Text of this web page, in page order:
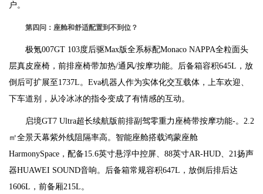
户。
第四问：座舱和舒适配置到不到位？
极氪007GT 103度后驱Max版全系标配Monaco NAPPA全粒面头
层真皮座椅，前排座椅带加热/通风/按摩功能。后备箱容积645L，放
倒后可扩展至1737L。Eva机器人作为实体化交互载体，上车欢迎、
下车道别，从冷冰冰的指令变成了有情感的互动。
启境GT7 Ultra超长续航版前排副驾零重力座椅带按摩功能-。2.2
㎡全景天幕紫外线阻隔率高。智能座舱搭载鸿蒙座舱
HarmonySpace，配备15.6英寸悬浮中控屏、88英寸AR-HUD、21扬声
器HUAWEI SOUND音响。后备箱常规容积647L，放倒后排后达
1606L，前备厢215L。